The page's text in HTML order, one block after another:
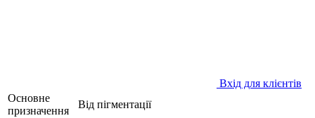
Вхід для клієнтів
Основне
призначення
Від пігментації